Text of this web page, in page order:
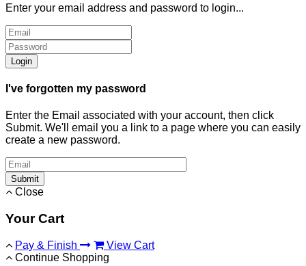
Enter your email address and password to login...
Login
I've forgotten my password
Enter the Email associated with your account, then click
Submit. We'll email you a link to a page where you can easily
create a new password.
Submit
Close
Your Cart
Pay & Finish
View Cart
Continue Shopping